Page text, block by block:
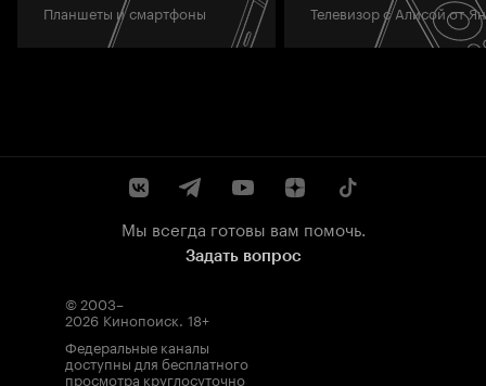
Планшеты и смартфоны Телевизор с Алисой от
Мы всегда готовы вам помочь.
Задать вопрос
© 2003–
2026 Кинопоиск. 18+
Федеральные каналы
доступны для бесплатного
просмотра круглосуточно